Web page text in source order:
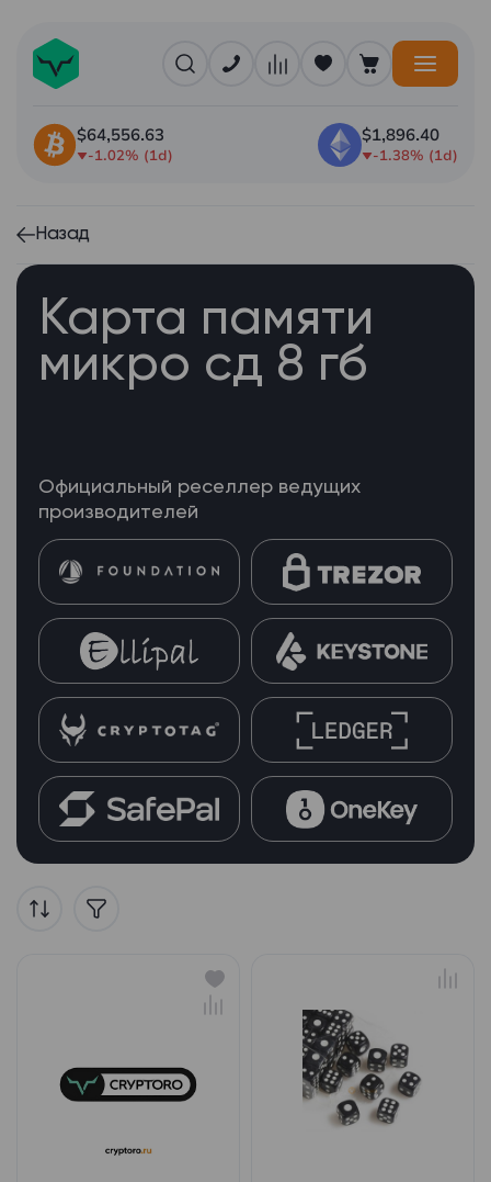
$64,556.63
-1.02% (1d)
$1,896.40
-1.38% (1d)
Карта памяти
микро сд 8 гб
Официальный реселлер ведущих
производителей
Назад